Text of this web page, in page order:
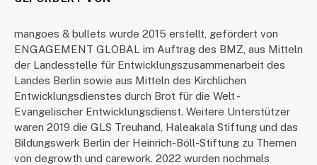
mangoes & bullets wurde 2015 erstellt, gefördert von
ENGAGEMENT GLOBAL im Auftrag des BMZ, aus Mitteln
der Landesstelle für Entwicklungszusammenarbeit des
Landes Berlin sowie aus Mitteln des Kirchlichen
Entwicklungsdienstes durch Brot für die Welt -
Evangelischer Entwicklungsdienst. Weitere Unterstützer
waren 2019 die GLS Treuhand, Haleakala Stiftung und das
Bildungswerk Berlin der Heinrich-Böll-Stiftung zu Themen
von degrowth und carework. 2022 wurden nochmals